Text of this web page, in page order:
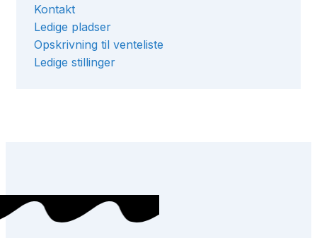
Kontakt
Ledige pladser
Opskrivning til venteliste
Ledige stillinger